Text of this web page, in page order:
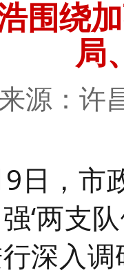
围绕
局
来源：
日，市
‘两支
深入